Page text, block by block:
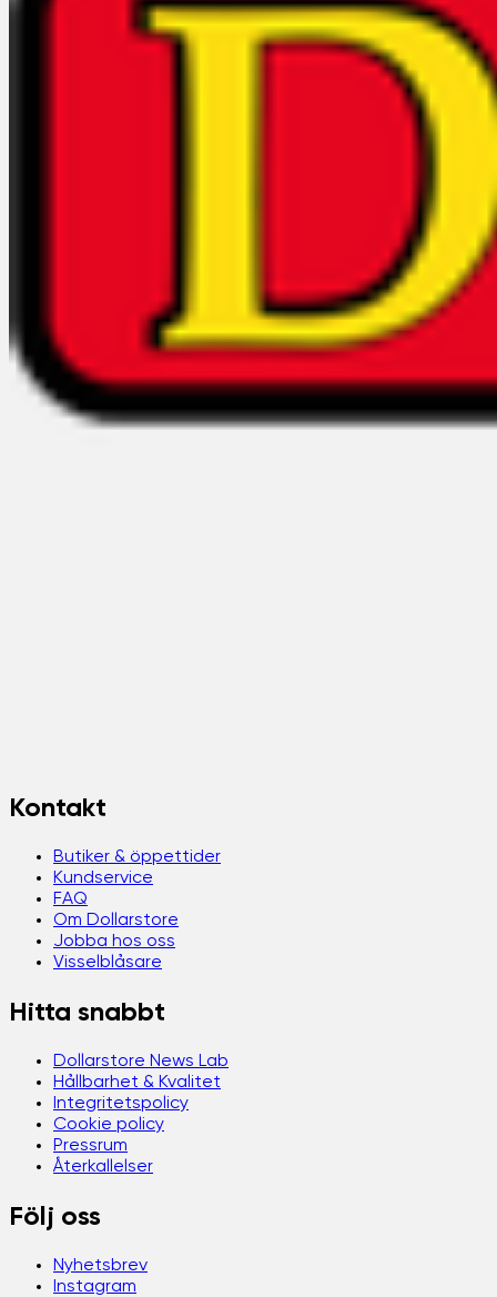
Kontakt
Butiker & öppettider
Kundservice
FAQ
Om Dollarstore
Jobba hos oss
Visselblåsare
Hitta snabbt
Dollarstore News Lab
Hållbarhet & Kvalitet
Integritetspolicy
Cookie policy
Pressrum
Återkallelser
Följ oss
Nyhetsbrev
Instagram